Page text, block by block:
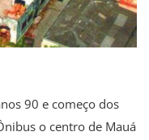
90 e começo dos
o centro de Mauá